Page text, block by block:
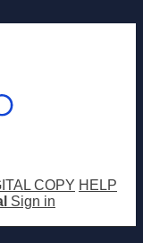
COPY HELP
Sign in